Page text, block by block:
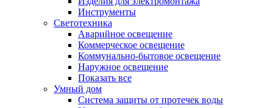
Инструменты
Светотехника
Аварийное освещение
Коммерческое освещение
Коммунально-бытовое освещение
Наружное освещение
Показать все
Умный дом
Система защиты от протечек воды